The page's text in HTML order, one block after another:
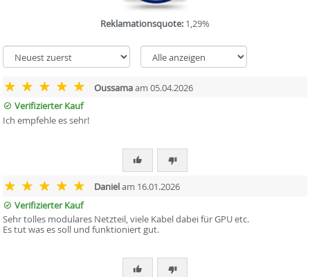
Reklamationsquote: 1,29%
Oussamaam 05.04.2026
Verifizierter Kauf
Ich empfehle es sehr!
Danielam 16.01.2026
Verifizierter Kauf
Sehr tolles modulares Netzteil, viele Kabel dabei für GPU etc.
Es tut was es soll und funktioniert gut.